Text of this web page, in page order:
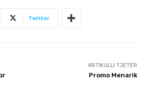
Twitter
ARTIKULLI TJETËR
Promo Menarik